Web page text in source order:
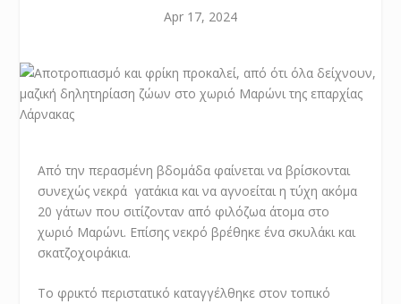
Apr 17, 2024
Από την περασμένη βδομάδα φαίνεται να βρίσκονται
συνεχώς νεκρά γατάκια και να αγνοείται η τύχη ακόμα
20 γάτων που σιτίζονταν από φιλόζωα άτομα στο
χωριό Μαρώνι. Επίσης νεκρό βρέθηκε ένα σκυλάκι και
σκατζοχοιράκια.
Το φρικτό περιστατικό καταγγέλθηκε στον τοπικό